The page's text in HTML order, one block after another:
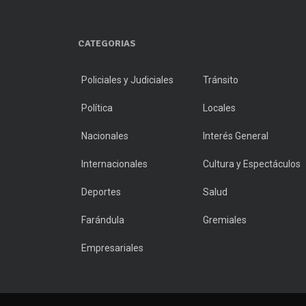
CATEGORIAS
Policiales y Judiciales Tránsito
Política Locales
Nacionales Interés General
Internacionales Cultura y Espectáculos
Deportes Salud
Farándula Gremiales
Empresariales